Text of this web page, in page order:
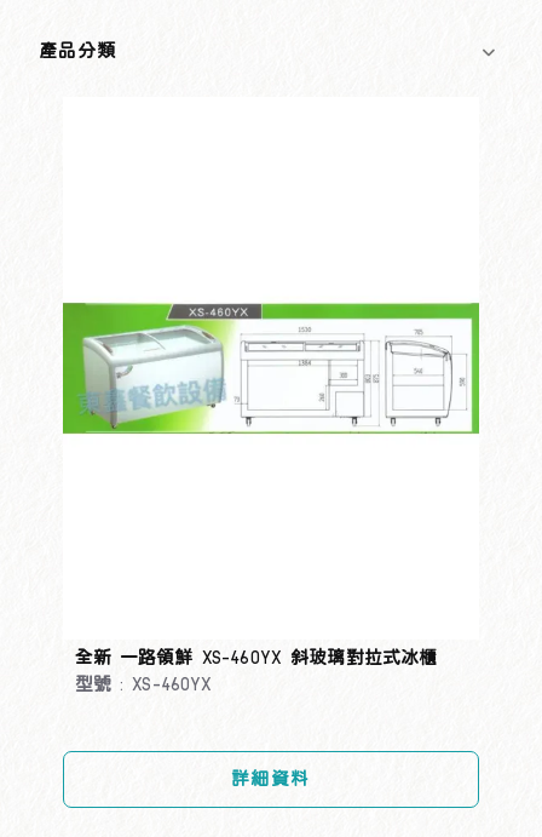
產品分類
全新 一路領鮮 XS-460YX 斜玻璃對拉式冰櫃
型號 : XS-460YX
詳細資料